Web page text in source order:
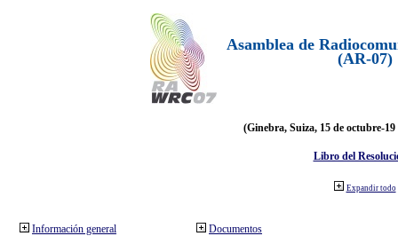
Asamblea de
(AR-07)
(Ginebra, Suiza, 15 de octubre-19
Libro del
Expandir todo
Información general Documentos